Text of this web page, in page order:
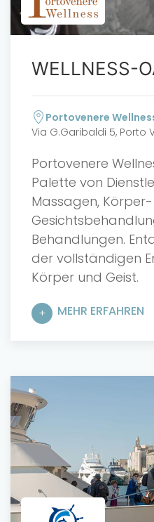
WELLNESS-
Portovenere
Via G.Garibaldi 5, Porto
Portovenere
Palette von
Massagen,
Behandlungen.
der vollständigen
Körper und Geist.
MEHR ERFAHREN